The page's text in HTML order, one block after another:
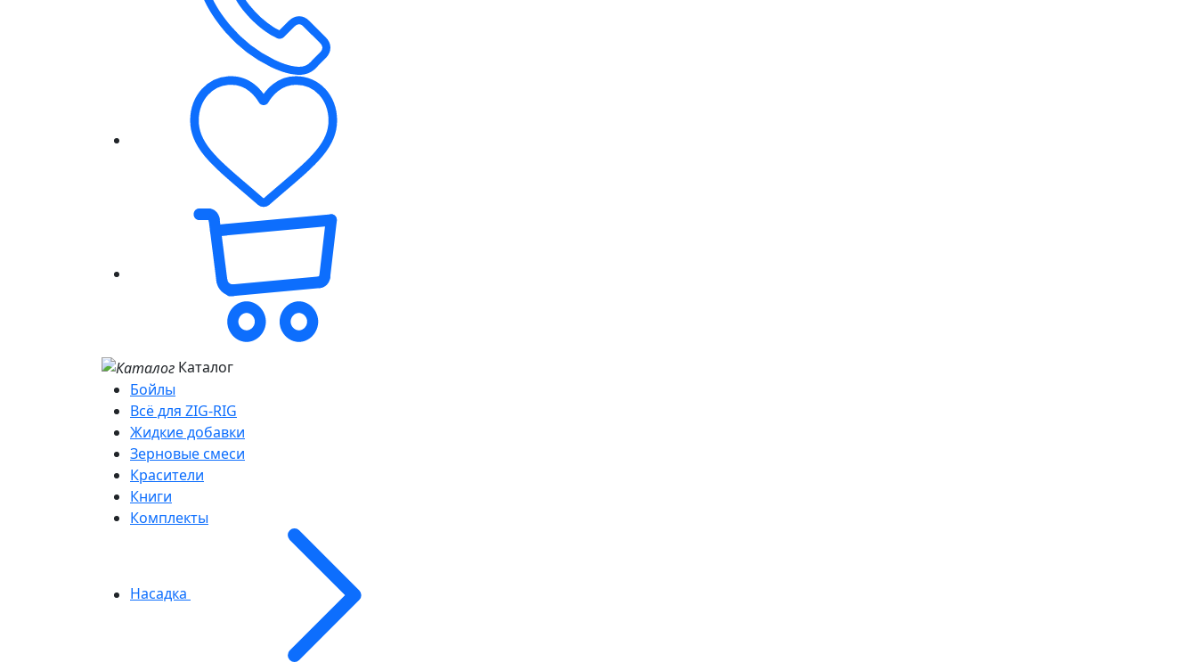
Каталог
Бойлы
Всё для ZIG-RIG
Жидкие добавки
Зерновые смеси
Красители
Книги
Комплекты
Насадка